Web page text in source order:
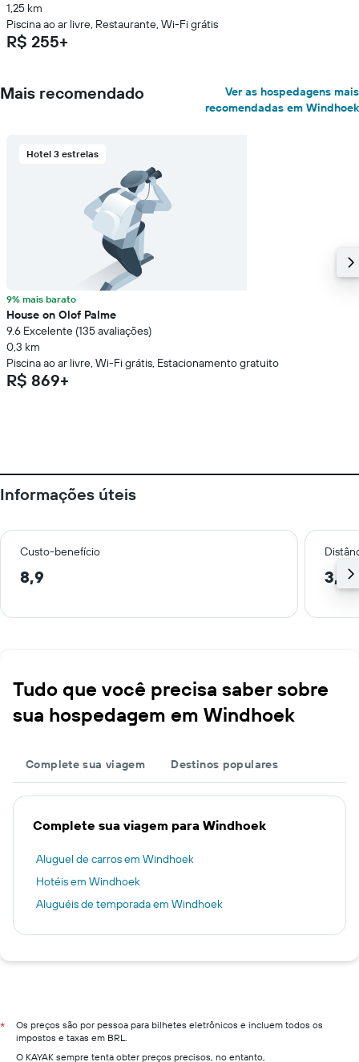
1,25 km
Piscina ao ar livre, Restaurante, Wi-Fi grátis
R$ 255+
Mais recomendado
Ver as hospedagens mais
recomendadas em Windhoek
Hotel 3 estrelas
9% mais barato
House on Olof Palme
9.6 Excelente (135 avaliações)
0,3 km
Piscina ao ar livre, Wi-Fi grátis, Estacionamento gratuito
R$ 869+
Informações úteis
Custo-benefício
8,9 3,6
Tudo que você precisa saber sobre
sua hospedagem em Windhoek
Complete sua viagem Destinos populares
Complete sua viagem para Windhoek
Aluguel de carros em Windhoek
Hotéis em Windhoek
Aluguéis de temporada em Windhoek
*
Os preços são por pessoa para bilhetes eletrônicos e incluem todos os
impostos e taxas em BRL.
O KAYAK sempre tenta obter preços precisos, no entanto,